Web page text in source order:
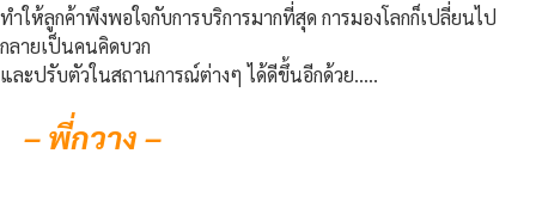
ทำให้ลูกค้าพึงพอใจกับการบริการมากที่สุด การมองโลกก็เปลี่ยนไป
กลายเป็นคนคิดบวก
และปรับตัวในสถานการณ์ต่างๆ ได้ดีขึ้นอีกด้วย…..
– พี่กวาง –